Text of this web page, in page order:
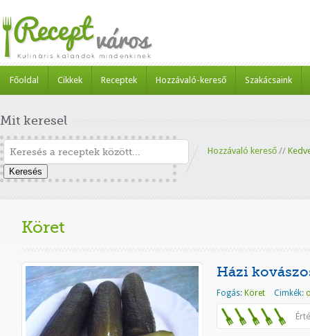
Főoldal Cikkek Receptek Hozzávaló-kereső Szakácsaink
Mit keresel
Keresés
Hozzávaló kereső //
Köret
Házi
Fogás: Köret Cimkék: